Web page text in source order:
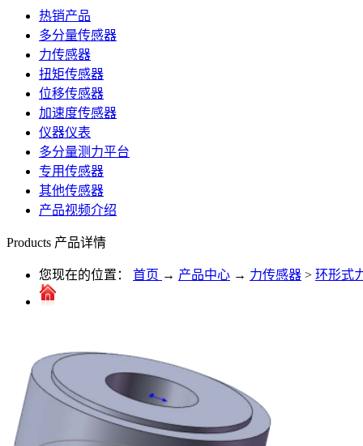
热销产品
多分量传感器
力传感器
扭矩传感器
位移传感器
加速度传感器
仪器仪表
多分量测力平台
专用传感器
其他传感器
产品视频介绍
Products 产品详情
您现在的位置： 首页 → 产品中心 → 力传感器 > 环形式